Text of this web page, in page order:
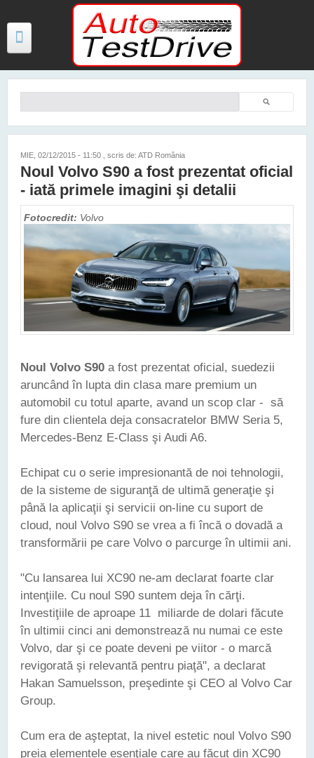
Mergi la conţinutul principal
TESTE
FOTO
MAȘINI ELECTRICE ȘI HIBRID
Căutare
MIE, 02/12/2015 - 11:50 , scris de: ATD România
Noul Volvo S90 a fost prezentat oficial
- iată primele imagini şi detalii
Fotocredit: Volvo
Noul Volvo S90 a fost prezentat oficial, suedezii
aruncând în lupta din clasa mare premium un
automobil cu totul aparte, avand un scop clar - să
fure din clientela deja consacratelor BMW Seria 5,
Mercedes-Benz E-Class şi Audi A6.
Echipat cu o serie impresionantă de noi tehnologii,
de la sisteme de siguranţă de ultimă generaţie şi
până la aplicaţii şi servicii on-line cu suport de
cloud, noul Volvo S90 se vrea a fi încă o dovadă a
transformării pe care Volvo o parcurge în ultimii ani.
"Cu lansarea lui XC90 ne-am declarat foarte clar
intenţiile. Cu noul S90 suntem deja în cărţi.
Investiţiile de aproape 11 miliarde de dolari făcute
în ultimii cinci ani demonstrează nu numai ce este
Volvo, dar şi ce poate deveni pe viitor - o marcă
revigorată şi relevantă pentru piaţă", a declarat
Hakan Samuelsson, preşedinte şi CEO al Volvo Car
Group.
Cum era de aşteptat, la nivel estetic noul Volvo S90
preia elementele esenţiale care au făcut din XC90